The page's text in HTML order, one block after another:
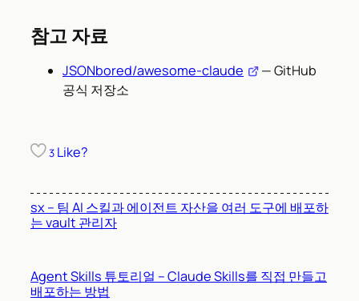
참고 자료
JSONbored/awesome-claude
— GitHub
공식 저장소
3 Like?
sx – 팀 AI 스킬과 에이전트 자산을 여러 도구에 배포하
는 vault 관리자
Agent Skills 튜토리얼 – Claude Skills를 직접 만들고
배포하는 방법